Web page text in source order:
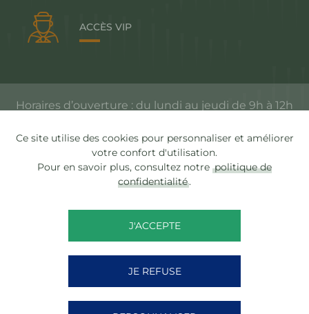
ACCÈS VIP
Horaires d’ouverture : du lundi au jeudi de 9h à 12h
Accessibilité
Mentions légales
Ce site utilise des cookies pour personnaliser et améliorer
votre confort d'utilisation.
Pour en savoir plus, consultez notrepolitique de
confidentialité.
J'ACCEPTE
JE REFUSE